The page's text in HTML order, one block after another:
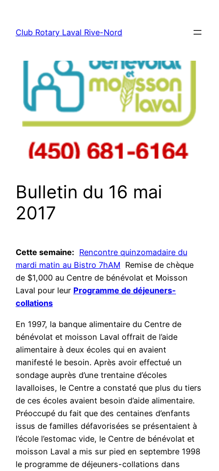
contenu
Club Rotary Laval Rive-Nord
Bulletin du 16 mai
2017
Cette semaine: Rencontre quinzomadaire du
mardi matin au Bistro 7hAM Remise de chèque
de $1,000 au Centre de bénévolat et Moisson
Laval pour leur Programme de déjeuners-
collations
En 1997, la banque alimentaire du Centre de
bénévolat et moisson Laval offrait de l’aide
alimentaire à deux écoles qui en avaient
manifesté le besoin. Après avoir effectué un
sondage auprès d’une trentaine d’écoles
lavalloises, le Centre a constaté que plus du tiers
de ces écoles avaient besoin d’aide alimentaire.
Préoccupé du fait que des centaines d’enfants
issus de familles défavorisées se présentaient à
l’école l’estomac vide, le Centre de bénévolat et
moisson Laval a mis sur pied en septembre 1998
le programme de déjeuners-collations dans